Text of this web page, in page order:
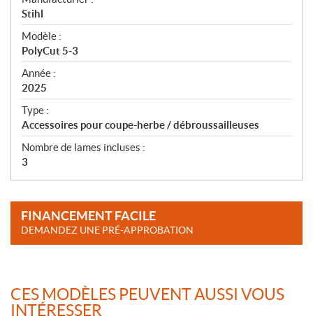
p
é
c
i
f
i
c
a
t
i
o
n
s
Stihl
Modèle :
PolyCut 5-3
Année :
2025
Type :
Accessoires pour coupe-herbe / débroussailleuses
Nombre de lames incluses :
3
FINANCEMENT FACILE
DEMANDEZ UNE PRÉ-APPROBATION
CES MODÈLES PEUVENT AUSSI VOUS
INTÉRESSER